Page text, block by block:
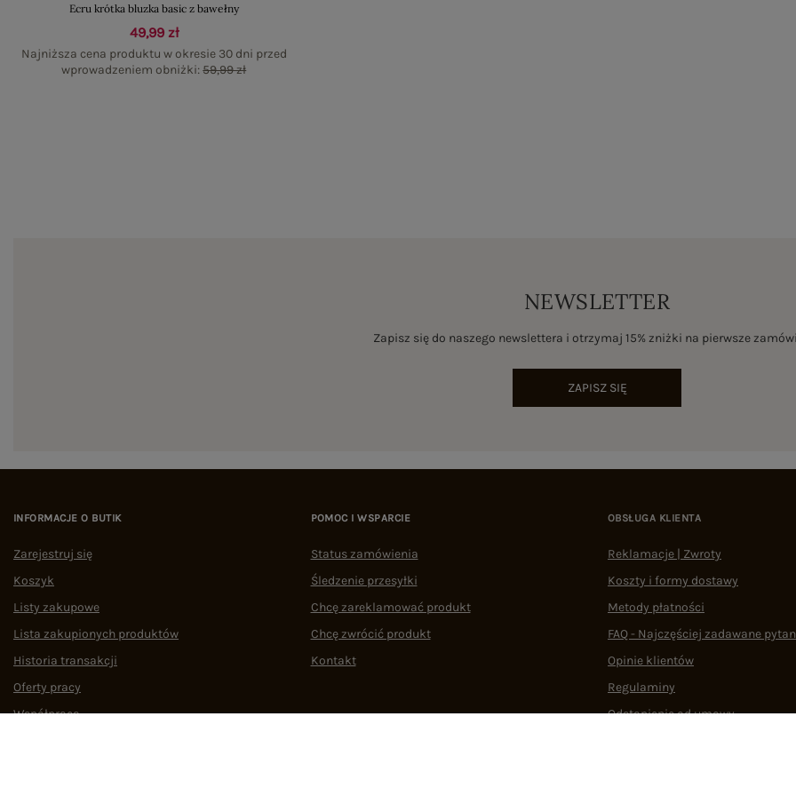
Ecru krótka bluzka basic z bawełny
49,99 zł
Najniższa cena produktu w okresie 30 dni przed
wprowadzeniem obniżki:59,99 zł
NEWSLETTER
Zapisz się do naszego newslettera i otrzymaj 15% zniżki na pierwsze
ZAPISZ SIĘ
INFORMACJE O BUTIK
Zarejestruj się
Koszyk
Listy zakupowe
Lista zakupionych produktów
Historia transakcji
Oferty pracy
Współpraca
POMOC I WSPARCIE
Status zamówienia
Śledzenie przesyłki
Chcę zareklamować produkt
Chcę zwrócić produkt
Kontakt
OBSŁUGA KLIENTA
Reklamacje | Zwroty
Koszty i formy dostawy
Metody płatności
FAQ - Najczęściej zadawane
Opinie klientów
Regulaminy
Odstąpienie od umowy